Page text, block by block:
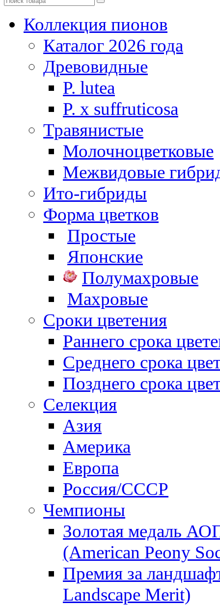
Коллекция пионов
Каталог 2026 года
Древовидные
P. lutea
P. х suffruticosa
Травянистые
Молочноцветковые
Межвидовые
Ито-гибриды
Форма цветков
Простые
Японские
Полумахровые
Махровые
Сроки цветения
Раннего срока
Среднего срока
Позднего срока
Селекция
Азия
Америка
Европа
Россия/СССР
Чемпионы
Золотая медаль
(American Peony
Премия за
Landscape Merit)